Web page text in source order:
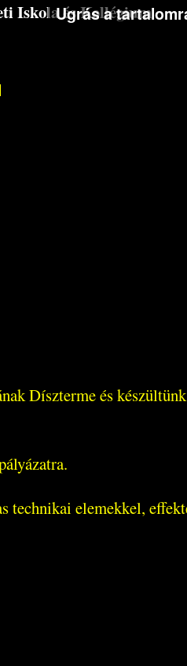
Ugrás a
Iskola és Kollégium
Díszterme és
elemekkel,